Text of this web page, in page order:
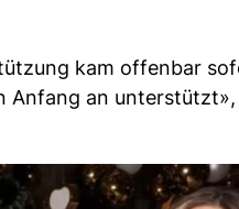
kam offenbar
Anfang an unterstützt»,